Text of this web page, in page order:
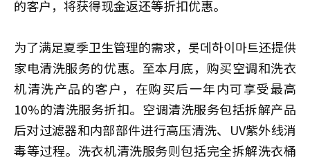
的客户，将获得现金返还等折扣优惠。
为了满足夏季卫生管理的需求，롯데하이마트还提供
家电清洗服务的优惠。至本月底，购买空调和洗衣
机清洗产品的客户，在购买后一年内可享受最高
10%的清洗服务折扣。空调清洗服务包括拆解产品
后对过滤器和内部部件进行高压清洗、UV紫外线消
毒等过程。洗衣机清洗服务则包括完全拆解洗衣桶